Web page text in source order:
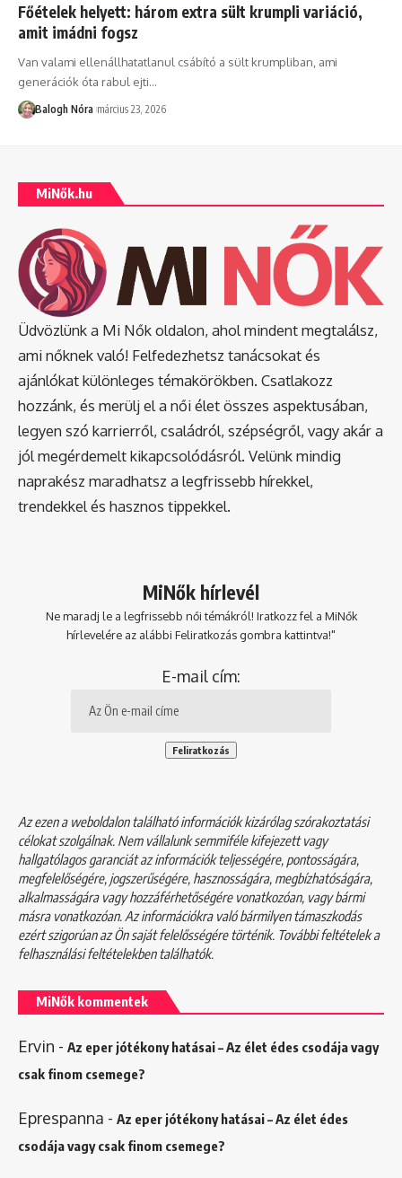
Főételek helyett: három extra sült krumpli variáció,
amit imádni fogsz
Van valami ellenállhatatlanul csábító a sült krumpliban, ami
generációk óta rabul ejti…
Balogh Nóra március 23, 2026
MiNők.hu
Üdvözlünk a Mi Nők oldalon, ahol mindent megtalálsz,
ami nőknek való! Felfedezhetsz tanácsokat és
ajánlókat különleges témakörökben. Csatlakozz
hozzánk, és merülj el a női élet összes aspektusában,
legyen szó karrierről, családról, szépségről, vagy akár a
jól megérdemelt kikapcsolódásról. Velünk mindig
naprakész maradhatsz a legfrissebb hírekkel,
trendekkel és hasznos tippekkel.
MiNők hírlevél
Ne maradj le a legfrissebb női témákról! Iratkozz fel a MiNők
hírlevelére az alábbi Feliratkozás gombra kattintva!"
E-mail cím:
Az ezen a weboldalon található információk kizárólag szórakoztatási
célokat szolgálnak. Nem vállalunk semmiféle kifejezett vagy
hallgatólagos garanciát az információk teljességére, pontosságára,
megfelelőségére, jogszerűségére, hasznosságára, megbízhatóságára,
alkalmasságára vagy hozzáférhetőségére vonatkozóan, vagy bármi
másra vonatkozóan. Az információkra való bármilyen támaszkodás
ezért szigorúan az Ön saját felelősségére történik. További feltételek a
felhasználási feltételekbentalálhatók.
MiNők kommentek
Ervin - Az eper jótékony hatásai – Az élet édes csodája vagy
csak finom csemege?
Eprespanna - Az eper jótékony hatásai – Az élet édes
csodája vagy csak finom csemege?